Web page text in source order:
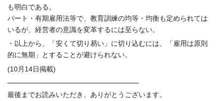
も明白である。
パート・有期雇用法等で、教育訓練の均等・ 均衡も定められては
いるが、 経営者の意識を変革するには至らない。
・以上から、「安くて切り易い」に切り込むには、「雇用は原則
的に無期」とすることが避けられない。
(10月14日掲載)
━━━━━━━━━━━━━━━━━━━
最後までお読みいただき、ありがとうございます。